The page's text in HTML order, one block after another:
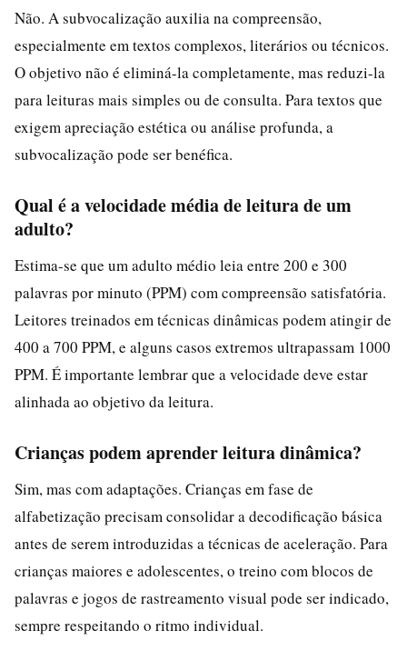
Não. A subvocalização auxilia na compreensão,
especialmente em textos complexos, literários ou técnicos.
O objetivo não é eliminá-la completamente, mas reduzi-la
para leituras mais simples ou de consulta. Para textos que
exigem apreciação estética ou análise profunda, a
subvocalização pode ser benéfica.
Qual é a velocidade média de leitura de um
adulto?
Estima-se que um adulto médio leia entre 200 e 300
palavras por minuto (PPM) com compreensão satisfatória.
Leitores treinados em técnicas dinâmicas podem atingir de
400 a 700 PPM, e alguns casos extremos ultrapassam 1000
PPM. É importante lembrar que a velocidade deve estar
alinhada ao objetivo da leitura.
Crianças podem aprender leitura dinâmica?
Sim, mas com adaptações. Crianças em fase de
alfabetização precisam consolidar a decodificação básica
antes de serem introduzidas a técnicas de aceleração. Para
crianças maiores e adolescentes, o treino com blocos de
palavras e jogos de rastreamento visual pode ser indicado,
sempre respeitando o ritmo individual.